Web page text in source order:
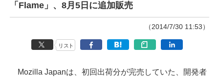
「Flame」、8月5日に追加販売
（2014/7/30 11:53）
リスト
Mozilla Japanは、初回出荷分が完売していた、開発者